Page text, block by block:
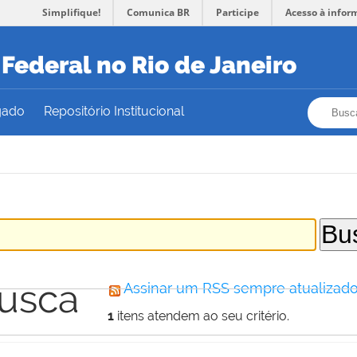
Simplifique! Comunica BR Participe Acesso à
no Rio de Janeiro
Repositório Institucional
Assinar um RSS sempre
1itens atendem ao seu critério.